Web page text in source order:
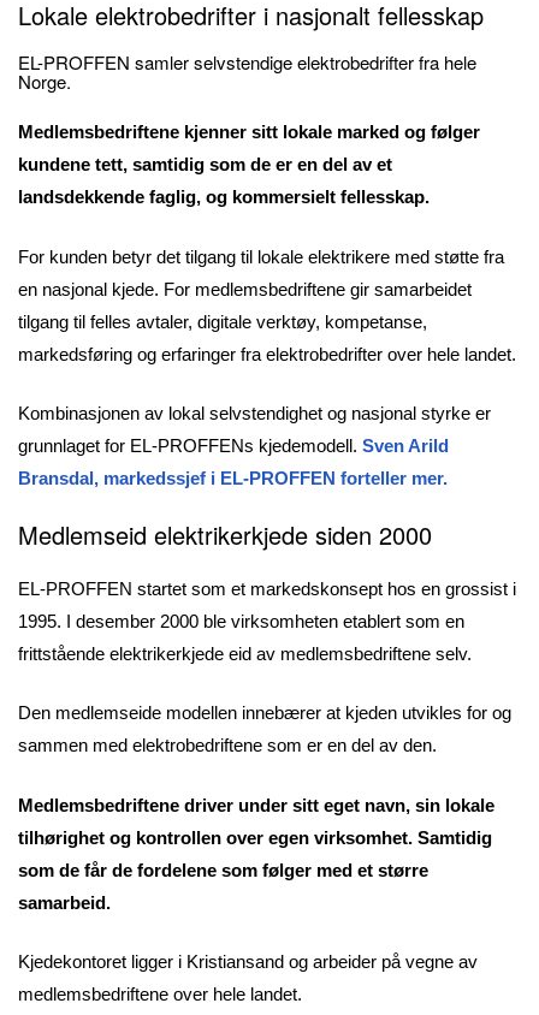
Lokale elektrobedrifter i nasjonalt fellesskap
EL-PROFFEN samler selvstendige elektrobedrifter fra hele
Norge.
Medlemsbedriftene kjenner sitt lokale marked og følger
kundene tett, samtidig som de er en del av et
landsdekkende faglig, og kommersielt fellesskap.
For kunden betyr det tilgang til lokale elektrikere med støtte fra
en nasjonal kjede. For medlemsbedriftene gir samarbeidet
tilgang til felles avtaler, digitale verktøy, kompetanse,
markedsføring og erfaringer fra elektrobedrifter over hele landet.
Kombinasjonen av lokal selvstendighet og nasjonal styrke er
grunnlaget for EL-PROFFENs kjedemodell. Sven Arild
Bransdal, markedssjef i EL-PROFFEN forteller mer.
Medlemseid elektrikerkjede siden 2000
EL-PROFFEN startet som et markedskonsept hos en grossist i
1995. I desember 2000 ble virksomheten etablert som en
frittstående elektrikerkjede eid av medlemsbedriftene selv.
Den medlemseide modellen innebærer at kjeden utvikles for og
sammen med elektrobedriftene som er en del av den.
Medlemsbedriftene driver under sitt eget navn, sin lokale
tilhørighet og kontrollen over egen virksomhet. Samtidig
som de får de fordelene som følger med et større
samarbeid.
Kjedekontoret ligger i Kristiansand og arbeider på vegne av
medlemsbedriftene over hele landet.